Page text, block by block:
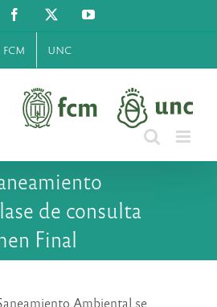
Facebook YouTube
FCM UNC
de consulta
Final
Ambiental se